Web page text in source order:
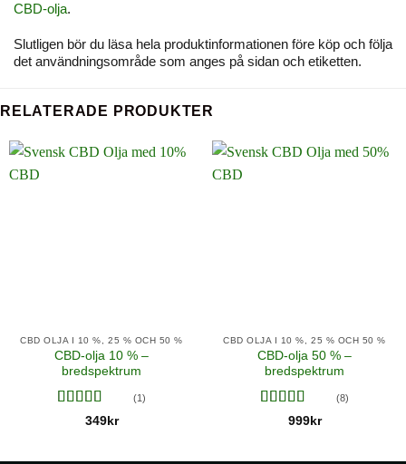
CBD-olja.
Slutligen bör du läsa hela produktinformationen före köp och följa
det användningsområde som anges på sidan och etiketten.
RELATERADE PRODUKTER
CBD OLJA I 10 %, 25 % OCH 50 %
CBD-olja 10 % –
bredspektrum
Betygsatt5
(1)
349kr
CBD OLJA I 10 %, 25 % OCH 50 %
CBD-olja 50 % –
bredspektrum
Betygsatt
(8)
999kr